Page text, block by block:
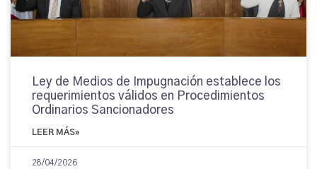
Ley de Medios de Impugnación establece los
requerimientos válidos en Procedimientos
Ordinarios Sancionadores
LEER MÁS»
28/04/2026